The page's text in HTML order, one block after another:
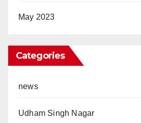
May 2023
Categories
news
Udham Singh Nagar